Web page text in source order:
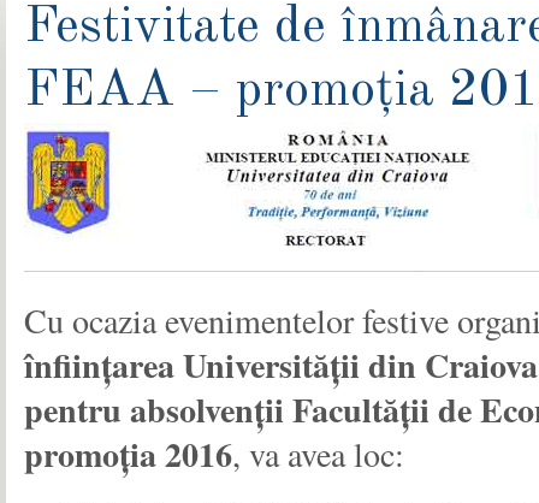
Festivitate de
FEAA – promoția
Cu ocazia evenimentelor festive
înființarea Universității din Craiova
pentruabsolvenții Facultății de
promoția 2016, va avea loc: